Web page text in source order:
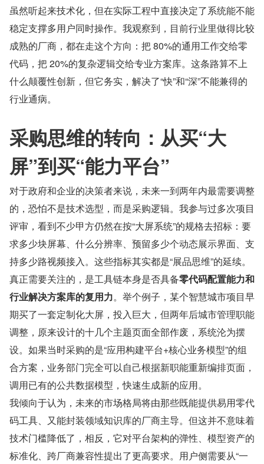
虽然听起来技术化，但在实际工程中直接决定了系统能不能
稳定支撑多用户同时操作。我观察到，目前行业里做得比较
成熟的厂商，都在走这个方向：把 80%的通用工作交给零
代码，把 20%的复杂逻辑交给专业方案库。这条路算不上
什么颠覆性创新，但它务实，解决了“快”和“深”不能兼得的
行业通病。
采购思维的转向：从买“大
屏”到买“能力平台”
对于政府和企业的决策者来说，未来一到两年内最需要调整
的，恐怕不是技术选型，而是采购逻辑。我参与过多次项目
评审，看到不少甲方仍然在按“大屏系统”的规格去招标：要
求多少块屏幕、什么分辨率、预留多少个动态展示界面、支
持多少路视频接入。这些指标其实都是“展品思维”的延续。
真正需要关注的，是工具链本身是否具备零代码配置能力和
行业解决方案库的复用力。举个例子，某个智慧城市项目早
期买了一套定制化大屏，投入巨大，但两年后城市管理职能
调整，原来设计的十几个主题页面全部作废，系统沦为摆
设。如果当时采购的是“应用构建平台+核心业务模型”的组
合方案，业务部门完全可以自己根据新职能重新编排页面，
调用已有的公共数据模型，快速生成新的应用。
我倾向于认为，未来的市场格局将由那些既能提供易用零代
码工具、又能封装领域知识库的厂商主导。但这并不意味着
技术门槛降低了，相反，它对平台架构的弹性、模型资产的
标准化、跨厂商兼容性提出了更高要求。用户侧需要从“一